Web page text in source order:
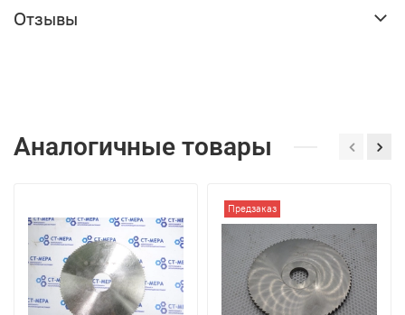
Отзывы
Аналогичные товары
Предзаказ